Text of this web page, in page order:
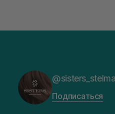
Подписаться